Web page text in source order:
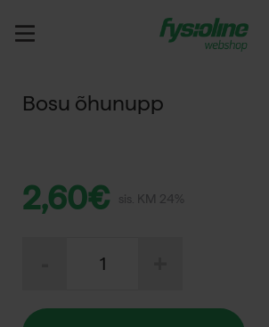
sisältöön
Bosu õhunupp
2,60€ sis. KM 24%